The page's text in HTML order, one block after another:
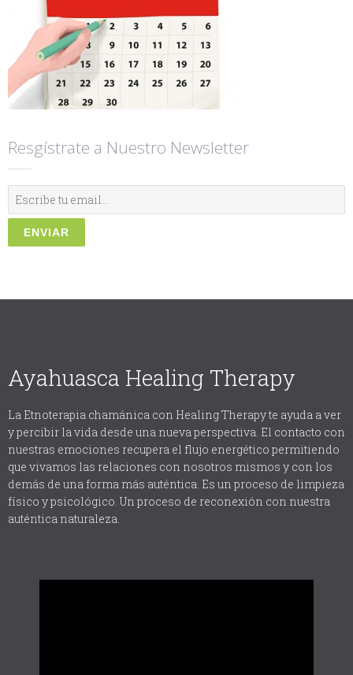
Resgístrate a Nuestro Newsletter
Ayahuasca Healing Therapy
La Etnoterapia chamánica con Healing Therapy te ayuda a ver
y percibir la vida desde una nueva perspectiva. El contacto con
nuestras emociones recupera el flujo energético permitiendo
que vivamos las relaciones con nosotros mismos y con los
demás de una forma más auténtica. Es un proceso de limpieza
físico y psicológico. Un proceso de reconexión con nuestra
auténtica naturaleza.